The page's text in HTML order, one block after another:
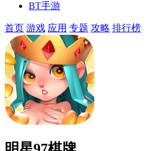
BT手游
首页 游戏 应用 专题 攻略 排行榜